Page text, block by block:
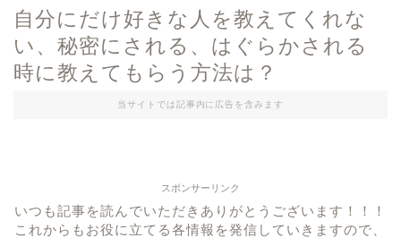
自分にだけ好きな人を教えてくれな
い、秘密にされる、はぐらかされる
時に教えてもらう方法は？
当サイトでは記事内に広告を含みます
スポンサーリンク
いつも記事を読んでいただきありがとうございます！！！
これからもお役に立てる各情報を発信していきますので、